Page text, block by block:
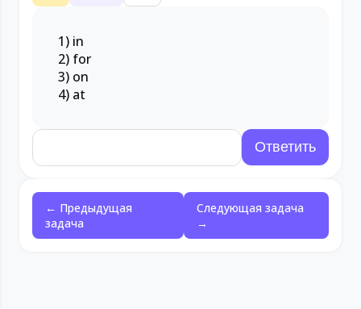
1) in
2) for
3) on
4) at
← Предыдущая
задача
Следующая задача
→